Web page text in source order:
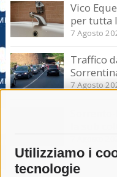
Utilizziamo i
tecnologie
Vico
per tutta
7 Agosto
Traffico
7 Agosto